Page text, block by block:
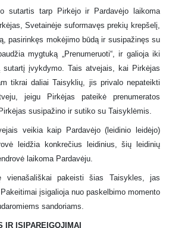
sutartis tarp Pirkėjo ir Pardavėjo laikoma
Svetainėje suformavęs prekių krepšelį,
pasirinkęs mokėjimo būdą ir susipažinęs su
mygtuką „Prenumeruoti“, ir galioja iki
įvykdymo. Tais atvejais, kai Pirkėjas
tikrai daliai Taisyklių, jis privalo nepateikti
jeigu Pirkėjas pateikė prenumeratos
susipažino ir sutiko su Taisyklėmis.
veikia kaip Pardavėjo (leidinio leidėjo)
leidžia konkrečius leidinius, šių leidinių
laikoma Pardavėju.
vienašališkai pakeisti šias Taisykles, jas
įsigalioja nuo paskelbimo momento
sandoriams.
IR ĮSIPAREIGOJIMAI